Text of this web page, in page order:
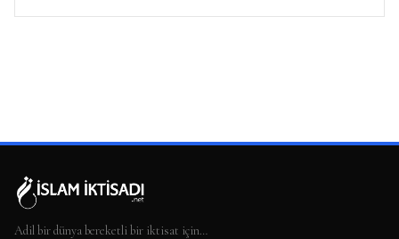
Adil bir dünya bereketli bir iktisat için…